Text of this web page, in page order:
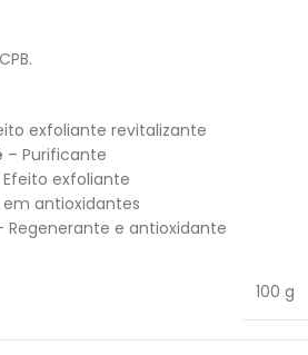
exfoliante revitalizante
– Purificante
Efeito exfoliante
em antioxidantes
Regenerante e antioxidante
100 g